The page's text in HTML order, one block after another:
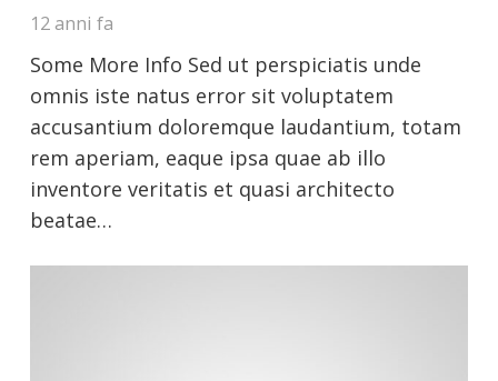
12 anni fa
Some More Info Sed ut perspiciatis unde
omnis iste natus error sit voluptatem
accusantium doloremque laudantium, totam
rem aperiam, eaque ipsa quae ab illo
inventore veritatis et quasi architecto
beatae…